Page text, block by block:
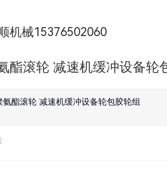
机械15376502060
酯滚轮 减速机缓冲设备轮
氨酯滚轮 减速机缓冲设备轮包胶轮组